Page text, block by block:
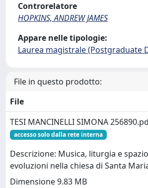
Controrelatore
HOPKINS, ANDREW JAMES
Appare nelle tipologie:
Laurea magistrale (Postgraduate
File in questo prodotto:
File
TESI MANCINELLI SIMONA
accesso solo dalla rete interna
Descrizione: Musica, liturgia e
evoluzioni nella chiesa di Santa
Dimensione 9.83 MB